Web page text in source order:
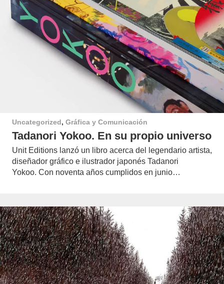
Uncategorized, Gráfica y Comunicación
Tadanori Yokoo. En su propio universo
Unit Editions lanzó un libro acerca del legendario artista,
diseñador gráfico e ilustrador japonés Tadanori
Yokoo. Con noventa años cumplidos en junio…